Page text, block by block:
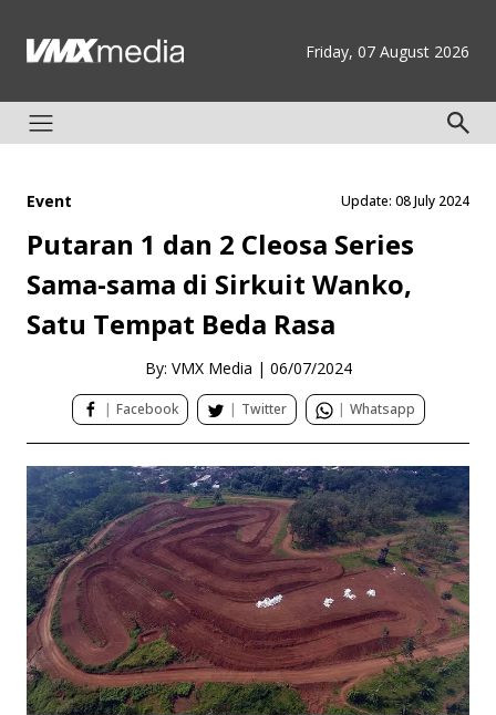
Friday, 07 August 2026
Event Update: 08 July 2024
Putaran 1 dan 2 Cleosa Series
Sama-sama di Sirkuit Wanko,
Satu Tempat Beda Rasa
By: VMX Media | 06/07/2024
| Facebook | Twitter | Whatsapp